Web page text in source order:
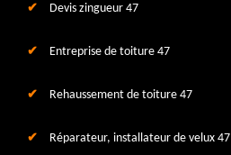
Devis zingueur 47
Entreprise de toiture 47
Rehaussement de toiture 47
Réparateur, installateur de velux 47